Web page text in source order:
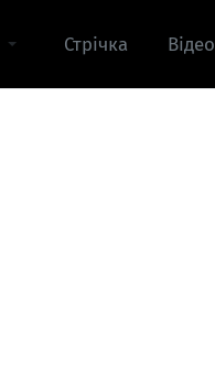
Стрічка Відео